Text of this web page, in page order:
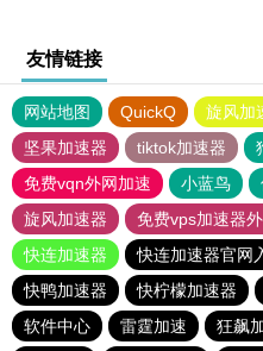
友情链接
网站地图 QuickQ 旋风加
坚果加速器
tiktok加速器
免费vqn外网加速
小蓝鸟
旋风加速器
免费vps加速器
快连加速器
快连加速器官网
快鸭加速器
快柠檬加速器
软件中心
雷霆加速 狂飙